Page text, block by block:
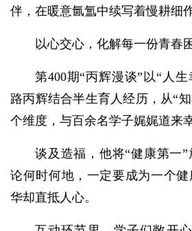
伴，在暖意氤氲中续写着慢耕细
以心交心，化解每一份青春
第400期“丙辉漫谈”以“人生
路丙辉结合半生育人经历，从“
个维度，与百余名学子娓娓道来
谈及造福，他将“健康第一
论何时何地，一定要成为一个
华却直抵人心。